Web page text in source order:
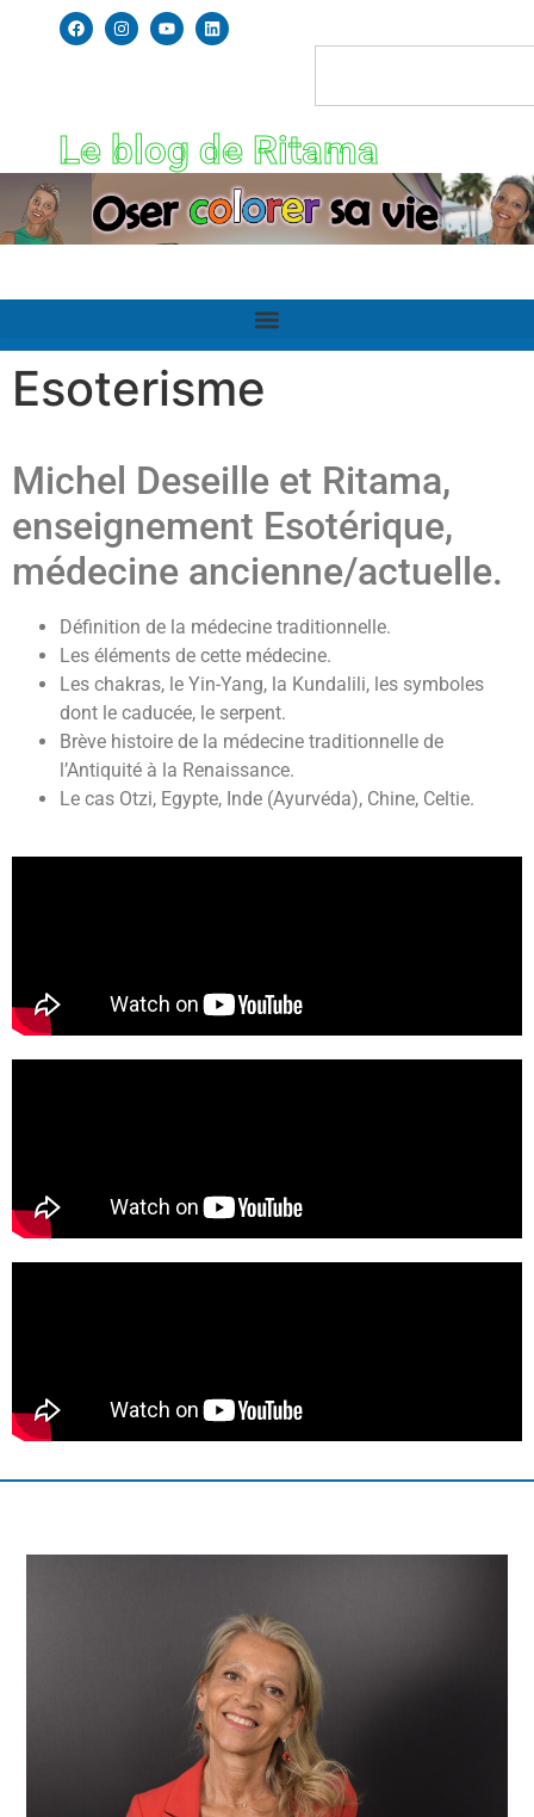
Le blog de Ritama
Esoterisme
Michel Deseille et Ritama,
enseignement Esotérique,
médecine ancienne/actuelle.
Définition de la médecine traditionnelle.
Les éléments de cette médecine.
Les chakras, le Yin-Yang, la Kundalili, les symboles
dont le caducée, le serpent.
Brève histoire de la médecine traditionnelle de
l’Antiquité à la Renaissance.
Le cas Otzi, Egypte, Inde (Ayurvéda), Chine, Celtie.